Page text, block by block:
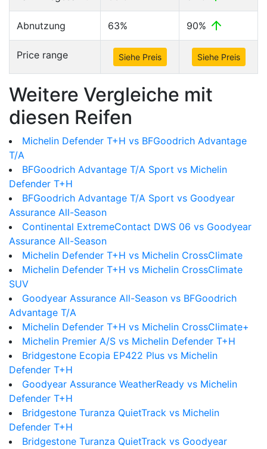
Abnutzung 63% 90%
Price range Siehe Preis Siehe Preis
Weitere Vergleiche mit
diesen Reifen
Michelin Defender T+H vs BFGoodrich Advantage
T/A
BFGoodrich Advantage T/A Sport vs Michelin
Defender T+H
BFGoodrich Advantage T/A Sport vs Goodyear
Assurance All-Season
Continental ExtremeContact DWS 06 vs Goodyear
Assurance All-Season
Michelin Defender T+H vs Michelin CrossClimate
Michelin Defender T+H vs Michelin CrossClimate
SUV
Goodyear Assurance All-Season vs BFGoodrich
Advantage T/A
Michelin Defender T+H vs Michelin CrossClimate+
Michelin Premier A/S vs Michelin Defender T+H
Bridgestone Ecopia EP422 Plus vs Michelin
Defender T+H
Goodyear Assurance WeatherReady vs Michelin
Defender T+H
Bridgestone Turanza QuietTrack vs Michelin
Defender T+H
Bridgestone Turanza QuietTrack vs Goodyear